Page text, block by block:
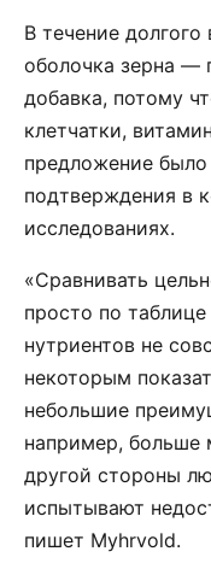
В течение
оболочка зерна —
добавка, потому
клетчатки,
предложение
подтверждения в
исследованиях.
«Сравнивать
просто по
нутриентов не
некоторым
небольшие
например, больше
другой стороны
испытывают
пишет Myhrvold.